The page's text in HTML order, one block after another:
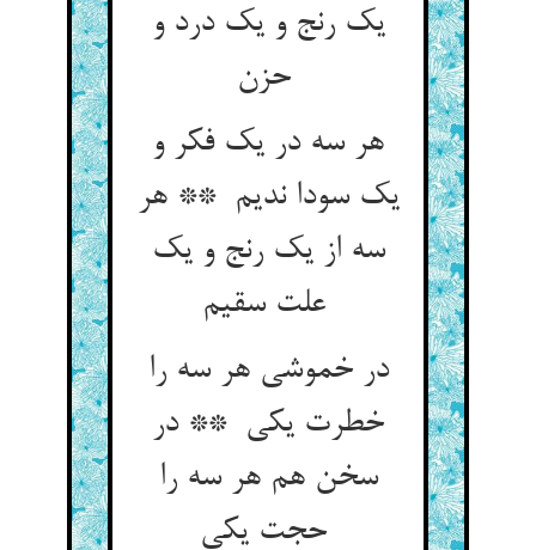
یک رنج و یک درد و
حزن
هر سه در یک فکر و
یک سودا ندیم ** هر
سه از یک رنج و یک
علت سقیم
در خموشی هر سه را
خطرت یکی ** در
سخن هم هر سه را